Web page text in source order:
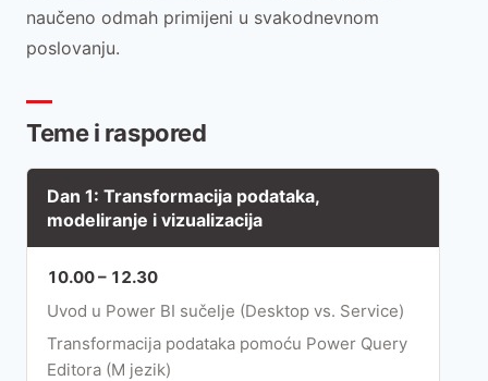
naučeno odmah primijeni u svakodnevnom
poslovanju.
Teme i raspored
Dan 1: Transformacija podataka,
modeliranje i vizualizacija
10.00 – 12.30
Uvod u Power BI sučelje (Desktop vs. Service)
Transformacija podataka pomoću Power Query
Editora (M jezik)